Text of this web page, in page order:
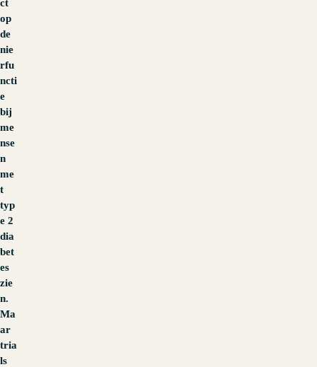
op
de
nie
rfu
ncti
e
bij
me
nse
n
me
t
typ
e 2
dia
bet
es
zie
n.
Ma
ar
tria
ls